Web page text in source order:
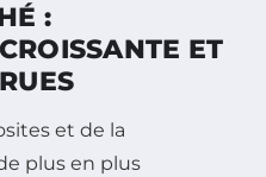
:
ET
et de la
plus en plus